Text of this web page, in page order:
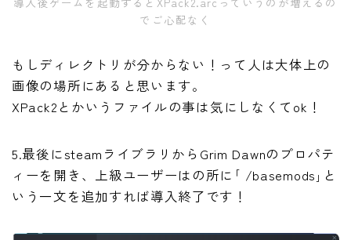
でご心配なく
もしディレクトリが分からない！って人は大体上の
画像の場所にあると思います。
XPack2とかいうファイルの事は気にしなくてok！
5.最後にsteamライブラリからGrim Dawnのプロパテ
ィーを開き、上級ユーザーはの所に｢ /basemods｣と
いう一文を追加すれば導入終了です！